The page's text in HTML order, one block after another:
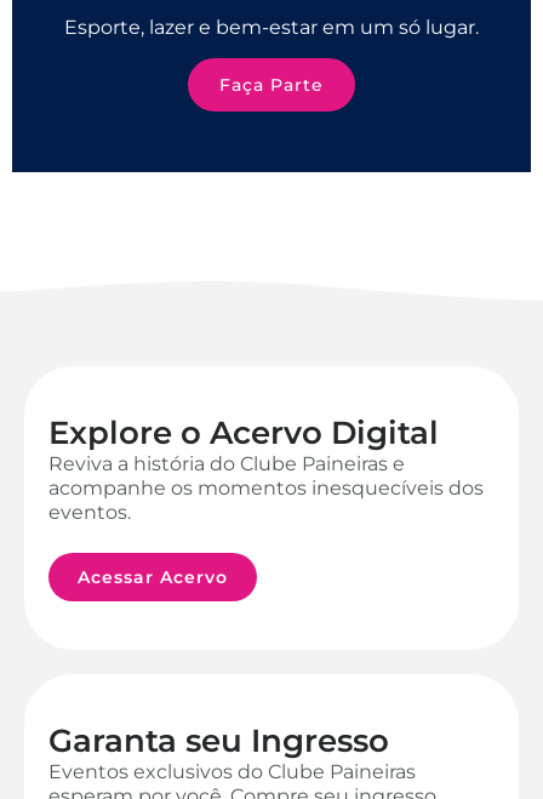
Esporte, lazer e bem-estar em um só lugar.
Faça Parte
Explore o Acervo Digital
Reviva a história do Clube Paineiras e
acompanhe os momentos inesquecíveis dos
eventos.
Acessar Acervo
Garanta seu Ingresso
Eventos exclusivos do Clube Paineiras